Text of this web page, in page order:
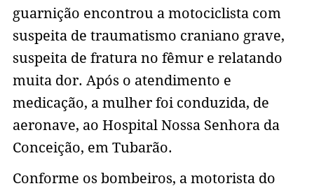
guarnição encontrou a motociclista com
suspeita de traumatismo craniano grave,
suspeita de fratura no fêmur e relatando
muita dor. Após o atendimento e
medicação, a mulher foi conduzida, de
aeronave, ao Hospital Nossa Senhora da
Conceição, em Tubarão.
Conforme os bombeiros, a motorista do